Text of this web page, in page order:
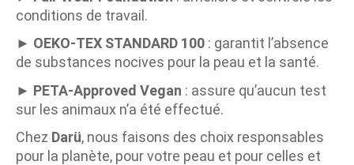
conditions de travail.
► OEKO-TEX STANDARD 100 : garantit l’absence
de substances nocives pour la peau et la santé.
► PETA-Approved Vegan : assure qu’aucun test
sur les animaux n’a été effectué.
Chez Darü, nous faisons des choix responsables
pour la planète, pour votre peau et pour celles et